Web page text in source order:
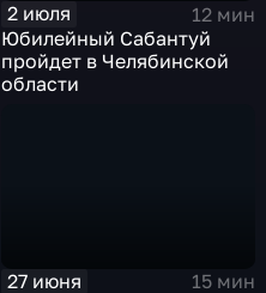
2 июля
12 мин
Юбилейный Сабантуй
пройдет в Челябинской
области
27 июня
15 мин